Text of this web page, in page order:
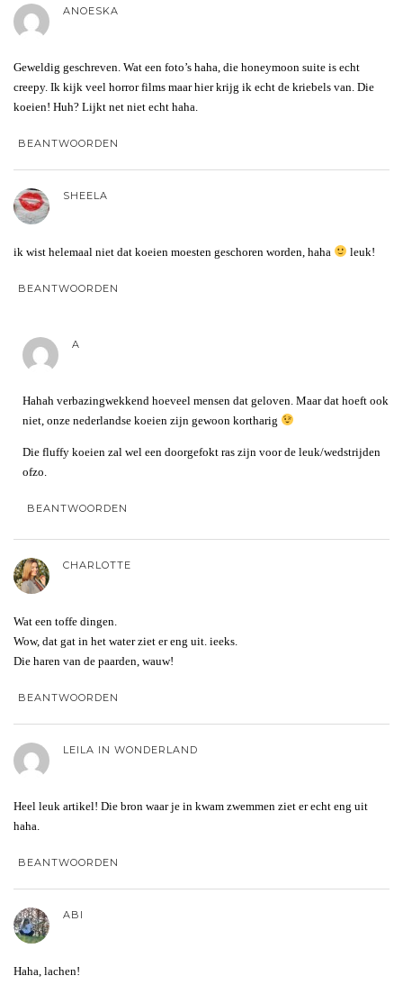
ANOESKA
Geweldig geschreven. Wat een foto’s haha, die honeymoon suite is echt
creepy. Ik kijk veel horror films maar hier krijg ik echt de kriebels van. Die
koeien! Huh? Lijkt net niet echt haha.
BEANTWOORDEN
SHEELA
ik wist helemaal niet dat koeien moesten geschoren worden, haha leuk!
BEANTWOORDEN
A
Hahah verbazingwekkend hoeveel mensen dat geloven. Maar dat hoeft ook
niet, onze nederlandse koeien zijn gewoon kortharig
Die fluffy koeien zal wel een doorgefokt ras zijn voor de leuk/wedstrijden
ofzo.
BEANTWOORDEN
CHARLOTTE
Wat een toffe dingen.
Wow, dat gat in het water ziet er eng uit. ieeks.
Die haren van de paarden, wauw!
BEANTWOORDEN
LEILA IN WONDERLAND
Heel leuk artikel! Die bron waar je in kwam zwemmen ziet er echt eng uit
haha.
BEANTWOORDEN
ABI
Haha, lachen!